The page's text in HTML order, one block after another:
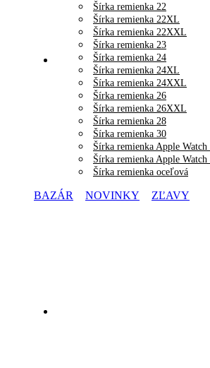
Šírka remienka 22
Šírka remienka 22XL
Šírka remienka 22XXL
Šírka remienka 23
Šírka remienka 24
Šírka remienka 24XL
Šírka remienka 24XXL
Šírka remienka 26
Šírka remienka 26XXL
Šírka remienka 28
Šírka remienka 30
Šírka remienka Apple Watch
Šírka remienka Apple Watch
Šírka remienka oceľová
BAZÁR NOVINKY ZĽAVY